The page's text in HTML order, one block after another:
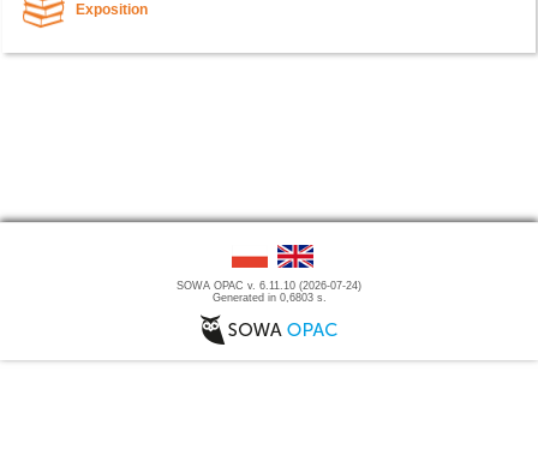
Exposition
SOWA OPAC v. 6.11.10 (2026-07-24)
Generated in 0,6803 s.